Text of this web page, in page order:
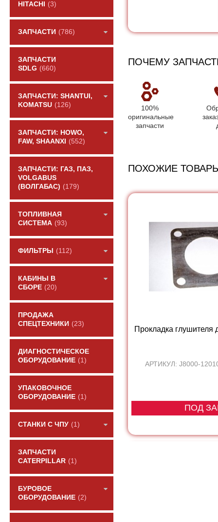
HITACHI
(3)
ЗАПЧАСТИ (786)
ЗАПЧАСТИ
SDLG (660)
ЗАПЧАСТИ: SHANTUI,
KOMATSU (126)
ЗАПЧАСТИ: HOWO,
FAW, SHAANXI
(552)
ЗАПЧАСТИ: ГАЗ, ПАЗ,
VOLGABUS
(ВОЛГАБАС) (179)
ТОПЛИВНАЯ
СИСТЕМА (93)
ФИЛЬТРЫ (112)
КАБИНЫ В
СБОРЕ (20)
ПРОДАЖА
СПЕЦТЕХНИКИ (23)
ДИАГНОСТИЧЕСКОЕ
ОБОРУДОВАНИЕ (1)
УПАКОВОЧНОЕ
ОБОРУДОВАНИЕ (1)
СТАНКИ С ЧПУ (1)
ЗАПЧАСТИ
CATERPILLAR (1)
БУРОВОЕ
ОБОРУДОВАНИЕ (2)
ПОЧЕМУ
100%
оригинальные
запчасти
ПОХОЖИЕ
Прокладка глушителя
АРТИКУЛ: J8000-
ПОД